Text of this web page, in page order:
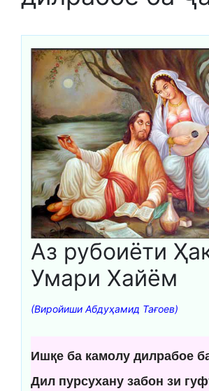
Аз рубоиёти
Умари Хайём
(Виройиши Абдуҳамид Тағоев)
Ишқе ба камолу дилрабое
Дил пурсухану забон зи